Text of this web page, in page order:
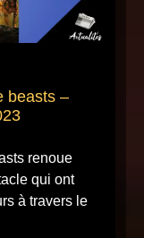
beasts –
renoue
qui ont
à travers le